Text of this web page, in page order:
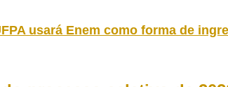
usará Enem como forma de